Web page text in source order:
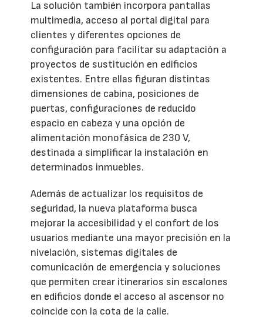
La solución también incorpora pantallas
multimedia, acceso al portal digital para
clientes y diferentes opciones de
configuración para facilitar su adaptación a
proyectos de sustitución en edificios
existentes. Entre ellas figuran distintas
dimensiones de cabina, posiciones de
puertas, configuraciones de reducido
espacio en cabeza y una opción de
alimentación monofásica de 230 V,
destinada a simplificar la instalación en
determinados inmuebles.
Además de actualizar los requisitos de
seguridad, la nueva plataforma busca
mejorar la accesibilidad y el confort de los
usuarios mediante una mayor precisión en la
nivelación, sistemas digitales de
comunicación de emergencia y soluciones
que permiten crear itinerarios sin escalones
en edificios donde el acceso al ascensor no
coincide con la cota de la calle.